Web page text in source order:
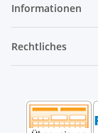
Informationen
Rechtliches